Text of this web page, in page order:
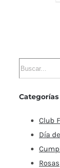
Categorías
Club
Día
Rosas